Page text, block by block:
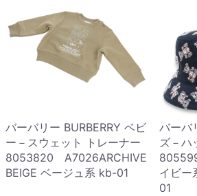
バーバリー BURBERRY ベビ
ー－スウェット トレーナー
8053820 A7026ARCHIVE
BEIGE ベージュ系 kb-01
バーバ
ズ－ハ
イビー
01